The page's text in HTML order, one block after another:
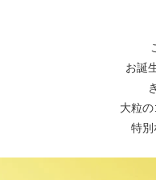
お誕
大粒
特別